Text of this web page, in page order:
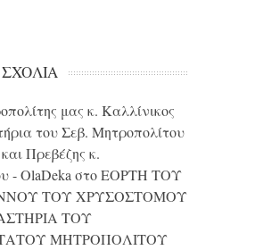
μας κ. Καλλίνικος
του Σεβ. Μητροπολίτου
Πρεβέζης κ.
- OlaDeka στοΕΟΡΤΗ ΤΟΥ
ΤΟΥ ΧΡΥΣΟΣΤΟΜΟΥ
ΤΟΥ
ΜΗΤΡΟΠΟΛΙΤΟΥ